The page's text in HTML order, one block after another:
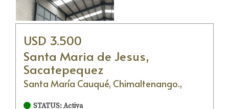
USD 3.500
Santa Maria de Jesus,
Sacatepequez
Santa María Cauqué, Chimaltenango.,
STATUS: Activa